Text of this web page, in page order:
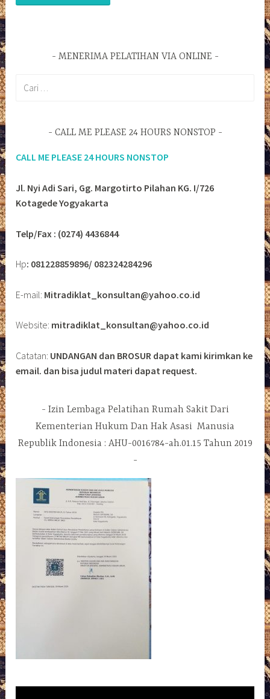
MENERIMA PELATIHAN VIA ONLINE
CALL ME PLEASE 24 HOURS NONSTOP
CALL ME PLEASE 24 HOURS NONSTOP
Jl. Nyi Adi Sari, Gg. Margotirto Pilahan KG. I/726
Kotagede Yogyakarta
Telp/Fax : (0274) 4436844
Hp: 081228859896/ 082324284296
E-mail: Mitradiklat_konsultan@yahoo.co.id
Website: mitradiklat_konsultan@yahoo.co.id
Catatan: UNDANGAN dan BROSUR dapat kami kirimkan ke
email. dan bisa judul materi dapat request.
Izin Lembaga Pelatihan Rumah Sakit Dari
Kementerian Hukum Dan Hak Asasi Manusia
Republik Indonesia : AHU-0016784-ah.01.15 Tahun 2019